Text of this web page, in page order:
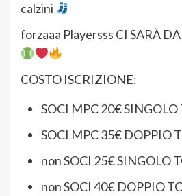
calzini
forzaaa Playersss CI SARÀ
COSTO ISCRIZIONE:
SOCI MPC 20€
SOCI MPC 35€ DOPPIO
non SOCI 25€ SINGOLO
non SOCI 40€ DOPPIO